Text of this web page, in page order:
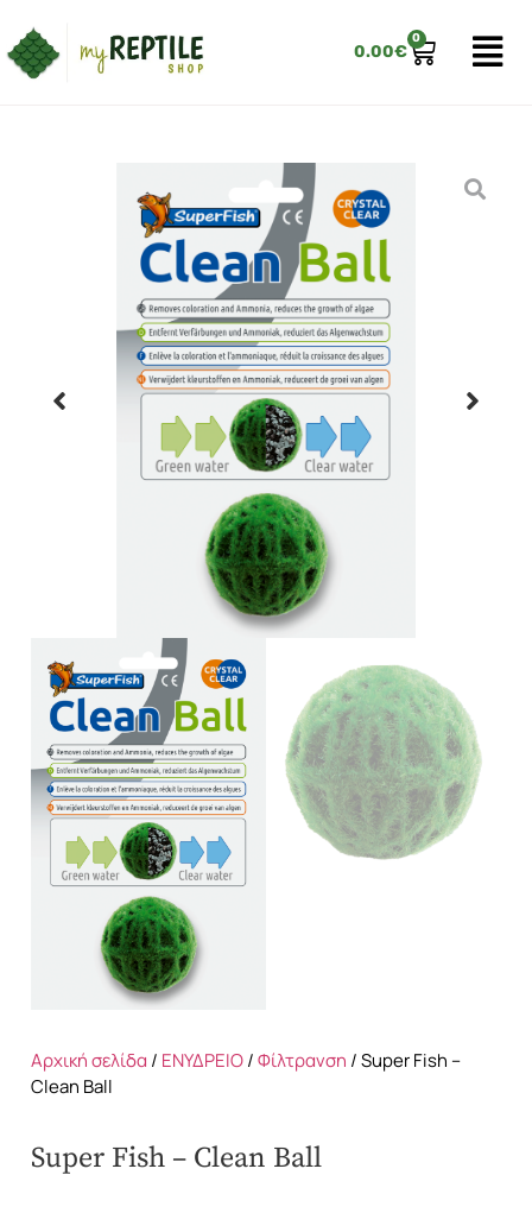
0.00€
0
Αρχική σελίδα / ΕΝΥΔΡΕΙΟ/Φίλτρανση / Super Fish –
Clean Ball
Super Fish – Clean Ball